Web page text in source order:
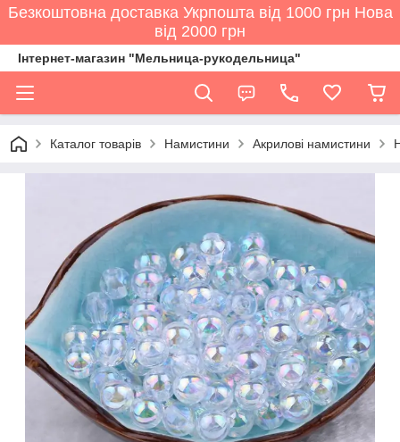
Безкоштовна доставка Укрпошта від 1000 грн Нова
від 2000 грн
Інтернет-магазин "Мельница-рукодельница"
Каталог товарів Намистини Акрилові намистини